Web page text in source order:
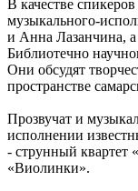
В качестве
музыкального-
и Анна Лазанчина,
Библиотечно
Они обсудят
пространстве
Прозвучат и
исполнении
- струнный квартет
«Виолинки».